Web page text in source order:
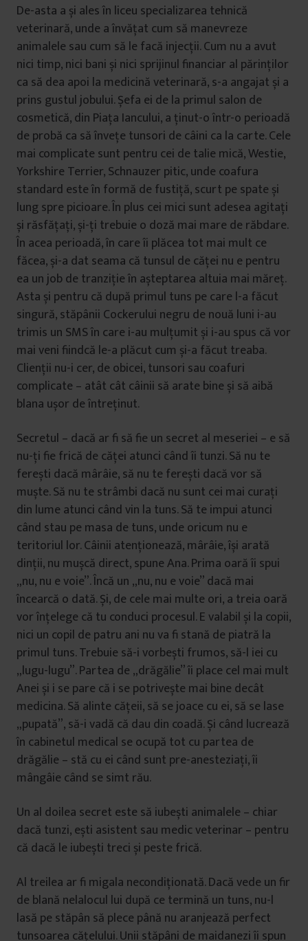
De-asta a și ales în liceu specializarea tehnică
veterinară, unde a învățat cum să manevreze
animalele sau cum să le facă injecții. Cum nu a avut
nici timp, nici bani și nici sprijinul financiar al părinților
ca să dea apoi la medicină veterinară, s-a angajat și a
prins gustul jobului. Șefa ei de la primul salon de
cosmetică, din Piața Iancului, a ținut-o într-o perioadă
de probă ca să învețe tunsori de câini ca la carte. Cele
mai complicate sunt pentru cei de talie mică, Westie,
Yorkshire Terrier, Schnauzer pitic, unde coafura
standard este în formă de fustiță, scurt pe spate și
lung spre picioare. În plus cei mici sunt adesea agitați
și răsfățați, și-ți trebuie o doză mai mare de răbdare.
În acea perioadă, în care îi plăcea tot mai mult ce
făcea, și-a dat seama că tunsul de căței nu e pentru
ea un job de tranziție în așteptarea altuia mai măreț.
Asta și pentru că după primul tuns pe care l-a făcut
singură, stăpânii Cockerului negru de nouă luni i-au
trimis un SMS în care i-au mulțumit și i-au spus că vor
mai veni fiindcă le-a plăcut cum și-a făcut treaba.
Clienții nu-i cer, de obicei, tunsori sau coafuri
complicate – atât cât câinii să arate bine și să aibă
blana ușor de întreținut.
Secretul – dacă ar fi să fie un secret al meseriei – e să
nu-ți fie frică de căței atunci când îi tunzi. Să nu te
ferești dacă mârâie, să nu te ferești dacă vor să
muște. Să nu te strâmbi dacă nu sunt cei mai curați
din lume atunci când vin la tuns. Să te impui atunci
când stau pe masa de tuns, unde oricum nu e
teritoriul lor. Câinii atenționează, mârâie, își arată
dinții, nu mușcă direct, spune Ana. Prima oară îi spui
„nu, nu e voie”. Încă un „nu, nu e voie” dacă mai
încearcă o dată. Și, de cele mai multe ori, a treia oară
vor înțelege că tu conduci procesul. E valabil și la copii,
nici un copil de patru ani nu va fi stană de piatră la
primul tuns. Trebuie să-i vorbești frumos, să-l iei cu
„lugu-lugu”. Partea de „drăgălie” îi place cel mai mult
Anei și i se pare că i se potrivește mai bine decât
medicina. Să alinte cățeii, să se joace cu ei, să se lase
„pupată”, să-i vadă că dau din coadă. Și când lucrează
în cabinetul medical se ocupă tot cu partea de
drăgălie – stă cu ei când sunt pre-anesteziați, îi
mângâie când se simt rău.
Un al doilea secret este să iubești animalele – chiar
dacă tunzi, ești asistent sau medic veterinar – pentru
că dacă le iubești treci și peste frică.
Al treilea ar fi migala necondiționată. Dacă vede un fir
de blană nelalocul lui după ce termină un tuns, nu-l
lasă pe stăpân să plece până nu aranjează perfect
tunsoarea cățelului. Unii stăpâni de maidanezi îi spun